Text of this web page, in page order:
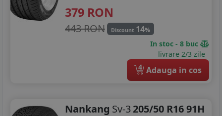
379 RON
443 RON Discount 14%
In stoc - 8 buc
livrare 2/3 zile
4 Adauga in cos
Nankang Sv-3205/50 R16 91H